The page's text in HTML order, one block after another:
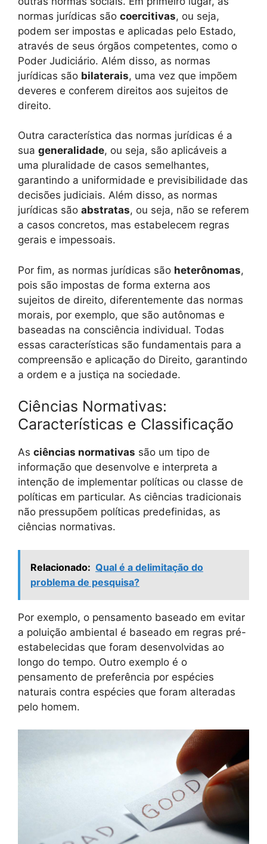
normas jurídicas são coercitivas, ou seja,
podem ser impostas e aplicadas pelo Estado,
através de seus órgãos competentes, como o
Poder Judiciário. Além disso, as normas
jurídicas são bilaterais, uma vez que impõem
deveres e conferem direitos aos sujeitos de
direito.
Outra característica das normas jurídicas é a
sua generalidade, ou seja, são aplicáveis a
uma pluralidade de casos semelhantes,
garantindo a uniformidade e previsibilidade das
decisões judiciais. Além disso, as normas
jurídicas são abstratas, ou seja, não se referem
a casos concretos, mas estabelecem regras
gerais e impessoais.
Por fim, as normas jurídicas são heterônomas,
pois são impostas de forma externa aos
sujeitos de direito, diferentemente das normas
morais, por exemplo, que são autônomas e
baseadas na consciência individual. Todas
essas características são fundamentais para a
compreensão e aplicação do Direito, garantindo
a ordem e a justiça na sociedade.
Ciências Normativas:
Características e Classificação
As ciências normativas são um tipo de
informação que desenvolve e interpreta a
intenção de implementar políticas ou classe de
políticas em particular. As ciências tradicionais
não pressupõem políticas predefinidas, as
ciências normativas.
Relacionado: Qual é a delimitação do
problema de pesquisa?
Por exemplo, o pensamento baseado em evitar
a poluição ambiental é baseado em regras pré-
estabelecidas que foram desenvolvidas ao
longo do tempo. Outro exemplo é o
pensamento de preferência por espécies
naturais contra espécies que foram alteradas
pelo homem.